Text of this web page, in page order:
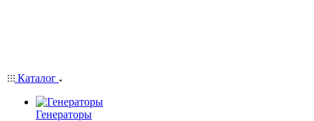
Каталог
Генераторы